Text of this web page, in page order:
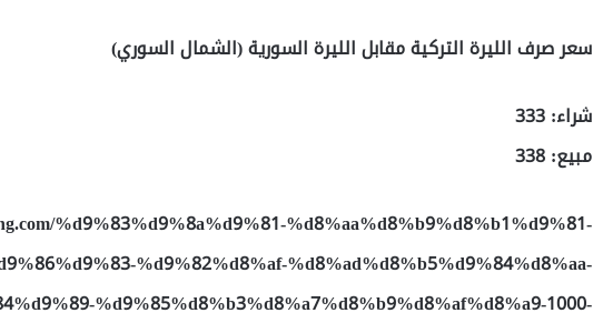
سعر صرف الليرة التركية مقابل الليرة السورية (الشمال السوري)
شراء: 333
مبيع: 338
%d9%83%d9%8a%d9%81-%d8%aa%d8%b9%d8%b1%d9%81-
%d9%82%d8%af-%d8%ad%d8%b5%d9%84%d8%aa-
%d9%85%d8%b3%d8%a7%d8%b9%d8%af%d8%a9-1000-